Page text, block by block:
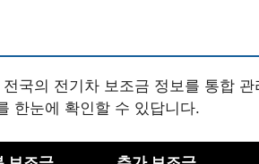
국의 전기차 보조금 정보를 통합
한눈에 확인할 수 있답니다.